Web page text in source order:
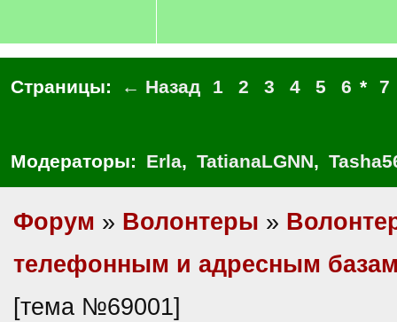
Страницы: ← Назад 1 2 3 4 5 6 * 7
Модераторы: Erla, TatianaLGNN,
Форум » Волонтеры »
телефонным и адресным
[тема №69001]